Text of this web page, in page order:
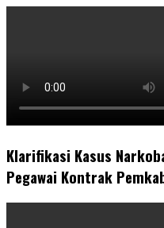
Klarifikasi Kasus
Pegawai Kontrak